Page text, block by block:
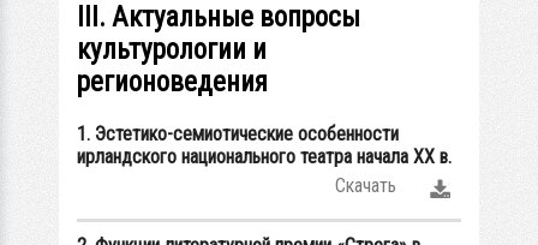
III. Актуальные вопросы
культурологии и
регионоведения
1. Эстетико-семиотические особенности
ирландского национального театра начала XX в.
Скачать